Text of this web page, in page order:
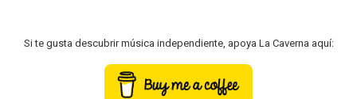
Si te gusta descubrir música independiente, apoya La Caverna aquí: